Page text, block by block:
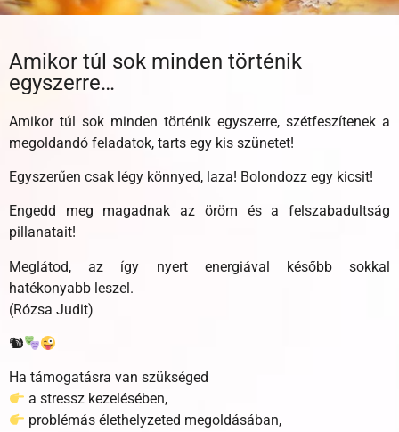
Amikor túl sok minden történik
egyszerre…
Amikor túl sok minden történik egyszerre, szétfeszítenek a
megoldandó feladatok, tarts egy kis szünetet!
Egyszerűen csak légy könnyed, laza! Bolondozz egy kicsit!
Engedd meg magadnak az öröm és a felszabadultság
pillanatait!
Meglátod, az így nyert energiával később sokkal
hatékonyabb leszel.
(Rózsa Judit)
🐿
Ha támogatásra van szükséged
a stressz kezelésében,
problémás élethelyzeted megoldásában,